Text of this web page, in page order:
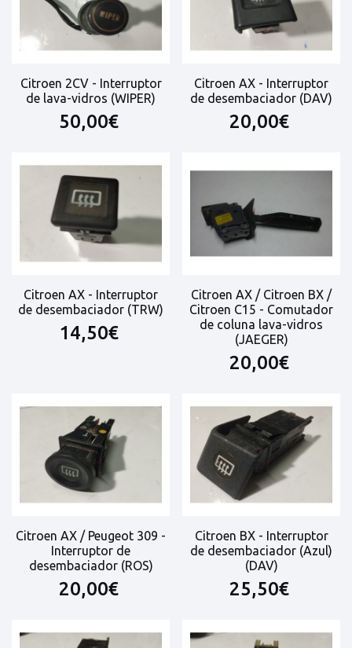
Citroen 2CV - Interruptor
de lava-vidros (WIPER)
50,00€
Citroen AX - Interruptor
de desembaciador (DAV)
20,00€
Citroen AX - Interruptor
de desembaciador (TRW)
14,50€
Citroen AX / Citroen BX /
Citroen C15 - Comutador
de coluna lava-vidros
(JAEGER)
20,00€
Citroen AX / Peugeot 309 -
Interruptor de
desembaciador (ROS)
20,00€
Citroen BX - Interruptor
de desembaciador (Azul)
(DAV)
25,50€